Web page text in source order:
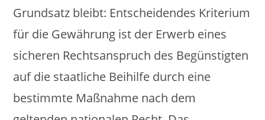
Grundsatz bleibt: Entscheidendes Kriterium
für die Gewährung ist der Erwerb eines
sicheren Rechtsanspruch des Begünstigten
auf die staatliche Beihilfe durch eine
bestimmte Maßnahme nach dem